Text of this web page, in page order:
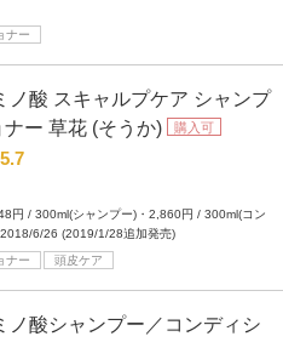
ナー
ノ酸 スキャルプケア シャンプ
ー 草花 (そうか)
購入可
5.7
円 / 300ml(シャンプー)・2,860円 / 300ml(コン
2018/6/26 (2019/1/28追加発売)
ナー
頭皮ケア
ノ酸シャンプー／コンディシ